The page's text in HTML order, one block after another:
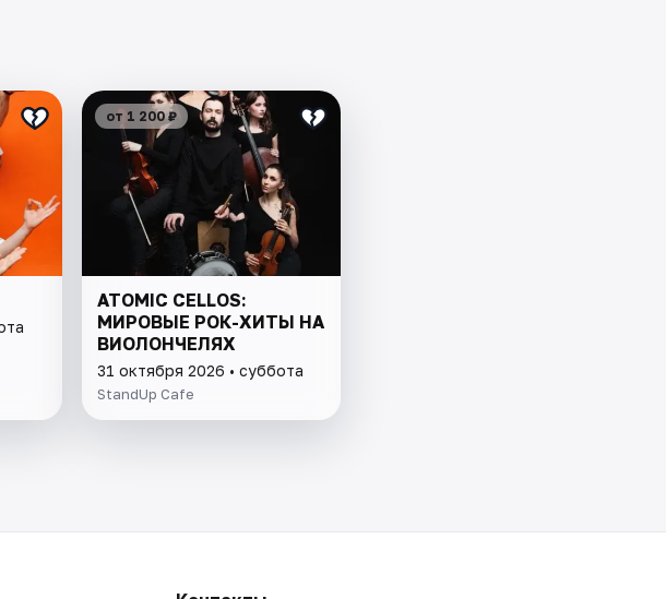
от 1 200 ₽
ATOMIC CELLOS:
МИРОВЫЕ РОК-ХИТЫ НА
ВИОЛОНЧЕЛЯХ
31 октября 2026 • суббота
StandUp Cafe